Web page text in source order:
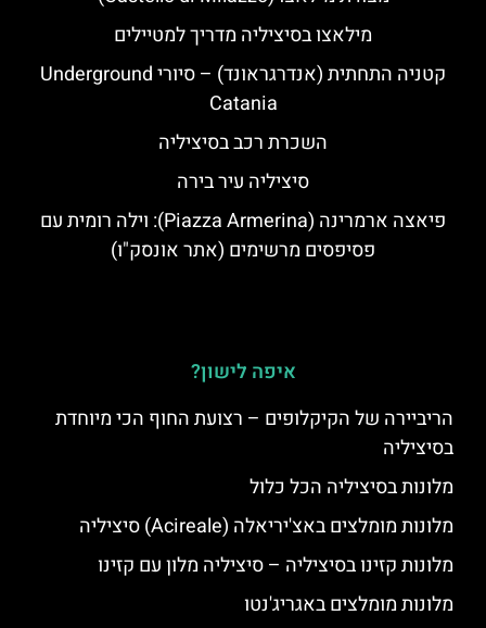
מילאצו בסיציליה מדריך למטיילים
קטניה התחתית (אנדרגראונד) – סיורי Underground
Catania
השכרת רכב בסיציליה
סיציליה עיר בירה
פיאצה ארמרינה (Piazza Armerina): וילה רומית עם
פסיפסים מרשימים (אתר אונסק"ו)
איפה לישון?
הריביירה של הקיקלופים – רצועת החוף הכי מיוחדת
בסיציליה
מלונות בסיציליה הכל כלול
מלונות מומלצים באצ'יריאלה (Acireale) סיציליה
מלונות קזינו בסיציליה – סיציליה מלון עם קזינו
מלונות מומלצים באגריג'נטו